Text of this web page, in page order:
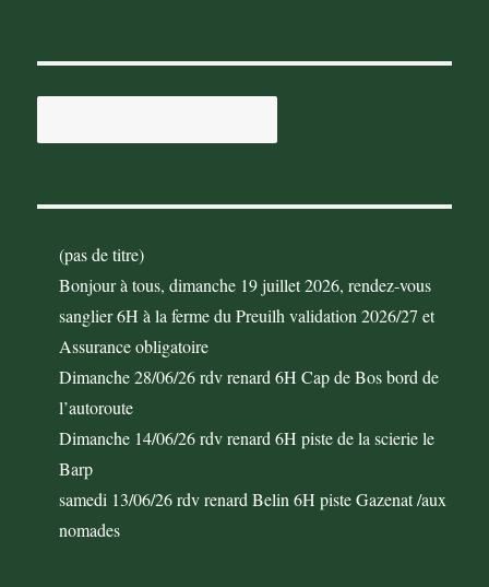
(pas de titre)
Bonjour à tous, dimanche 19 juillet 2026, rendez-vous
sanglier 6H à la ferme du Preuilh validation 2026/27 et
Assurance obligatoire
Dimanche 28/06/26 rdv renard 6H Cap de Bos bord de
l’autoroute
Dimanche 14/06/26 rdv renard 6H piste de la scierie le
Barp
samedi 13/06/26 rdv renard Belin 6H piste Gazenat /aux
nomades